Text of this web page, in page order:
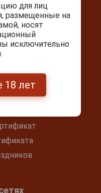
95
для лиц
размещенные на
носят
исключительно
лет